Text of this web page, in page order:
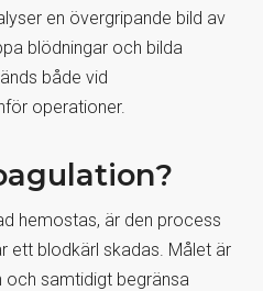
en övergripande bild av
blödningar och bilda
både vid
operationer.
hemostas, är den process
ett blodkärl skadas. Målet är
och samtidigt begränsa